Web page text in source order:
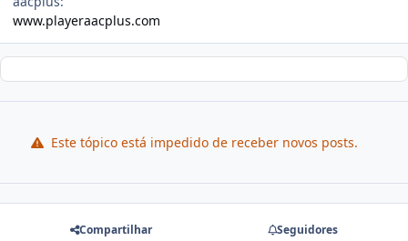
www.playeraacplus.com
Este tópico está impedido de receber novos posts.
Compartilhar Seguidores